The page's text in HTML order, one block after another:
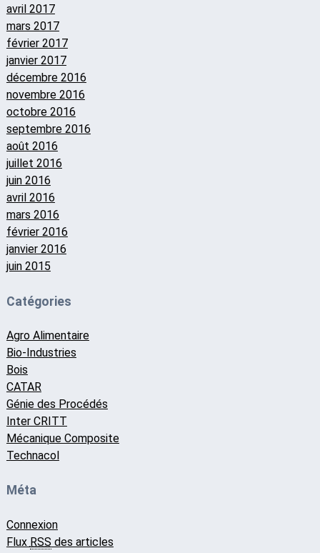
avril 2017
mars 2017
février 2017
janvier 2017
décembre 2016
novembre 2016
octobre 2016
septembre 2016
août 2016
juillet 2016
juin 2016
avril 2016
mars 2016
février 2016
janvier 2016
juin 2015
Catégories
Agro Alimentaire
Bio-Industries
Bois
CATAR
Génie des Procédés
Inter CRITT
Mécanique Composite
Technacol
Méta
Connexion
Flux RSS des articles